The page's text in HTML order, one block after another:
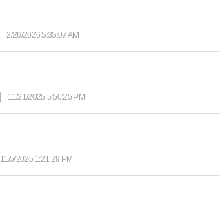
2/26/2026 5:35:07 AM
11/21/2025 5:50:25 PM
11/5/2025 1:21:29 PM